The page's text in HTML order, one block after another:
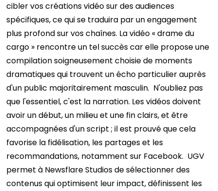
cibler vos créations vidéo sur des audiences
spécifiques, ce qui se traduira par un engagement
plus profond sur vos chaînes. La vidéo « drame du
cargo » rencontre un tel succès car elle propose une
compilation soigneusement choisie de moments
dramatiques qui trouvent un écho particulier auprès
d'un public majoritairement masculin. N'oubliez pas
que l'essentiel, c'est la narration. Les vidéos doivent
avoir un début, un milieu et une fin clairs, et être
accompagnées d'un script ; il est prouvé que cela
favorise la fidélisation, les partages et les
recommandations, notamment sur Facebook. UGV
permet à Newsflare Studios de sélectionner des
contenus qui optimisent leur impact, définissent les